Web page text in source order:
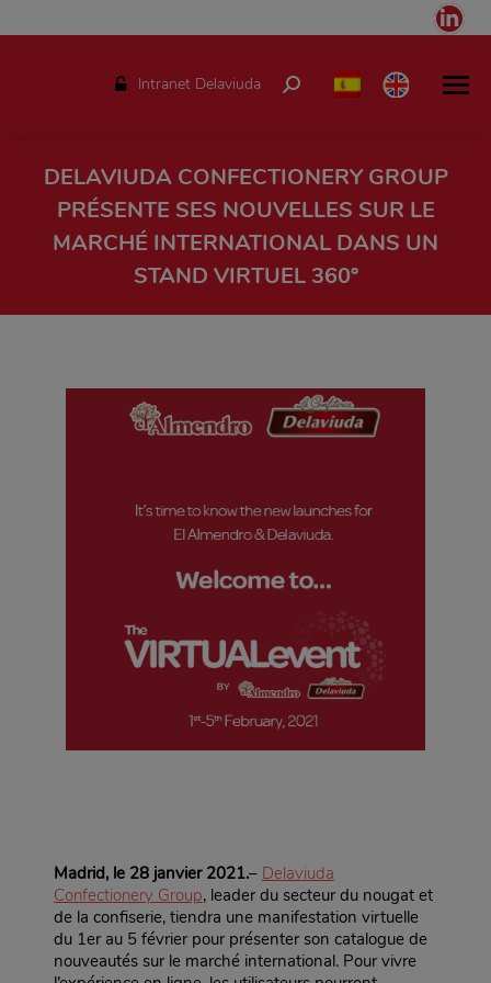
Intranet Delaviuda Search:
DELAVIUDA CONFECTIONERY GROUP
PRÉSENTE SES NOUVELLES SUR LE
MARCHÉ INTERNATIONAL DANS UN
STAND VIRTUEL 360º
Madrid, le 28 janvier 2021.– Delaviuda
Confectionery Group, leader du secteur du nougat et
de la confiserie, tiendra une manifestation virtuelle
du 1er au 5 février pour présenter son catalogue de
nouveautés sur le marché international. Pour vivre